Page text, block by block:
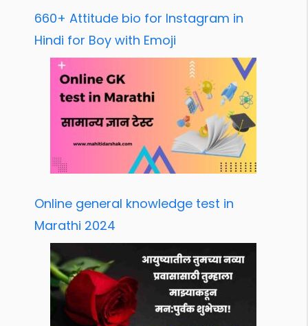
660+ Attitude bio for Instagram in
Hindi for Boy with Emoji
Online general knowledge test in
Marathi 2024